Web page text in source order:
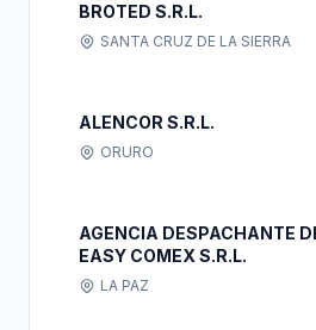
BROTED S.R.L.
SANTA CRUZ DE LA SIERRA
ALENCOR S.R.L.
ORURO
AGENCIA DESPACHANTE
EASY COMEX S.R.L.
LA PAZ